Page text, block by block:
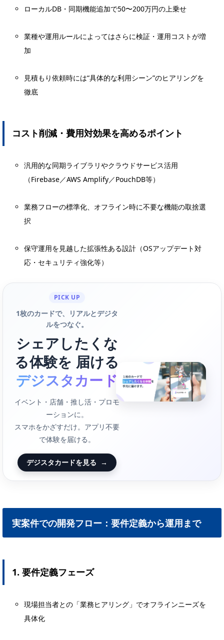
ローカルDB・同期機能追加で50〜200万円の上乗せ
業種や運用ルールによってはさらに検証・運用コストが増
加
見積もり依頼時には“具体的な利用シーン”のヒアリングを
徹底
コスト削減・費用対効果を高めるポイント
汎用的な同期ライブラリやクラウドサービス活用
（Firebase／AWS Amplify／PouchDB等）
業務フローの標準化、オフライン時に不要な機能の取捨選
択
保守運用を見越した拡張性ある設計（OSアップデート対
応・セキュリティ強化等）
PICK UP
1枚のカードで、リアルとデジタ
ルをつなぐ。
シェアしたくな
る体験を 届ける
デジスタカード
イベント・店舗・推し活・プロモ
ーションに。
スマホをかざすだけ。アプリ不要
で体験を届ける。
デジスタカードを見る →
実案件での開発フロー：要件定義から運用まで
1. 要件定義フェーズ
現場担当者との「業務ヒアリング」でオフラインニーズを
具体化